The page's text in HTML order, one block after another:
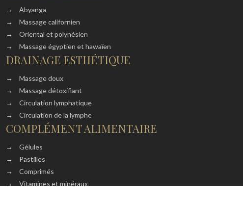
→
Abyanga
→
Massage californien
→
Oriental et polynésien
→
Massage égyptien et hawaïen
DRAINAGE ESTHÉTIQUE
→
Massage doux
→
Massage détoxifiant
→
Circulation lymphatique
→
Circulation de la lymphe
COMPLÉMENT ALIMENTAIRE
→
Gélules
→
Pastilles
→
Comprimés
→
Vitamines et minéraux